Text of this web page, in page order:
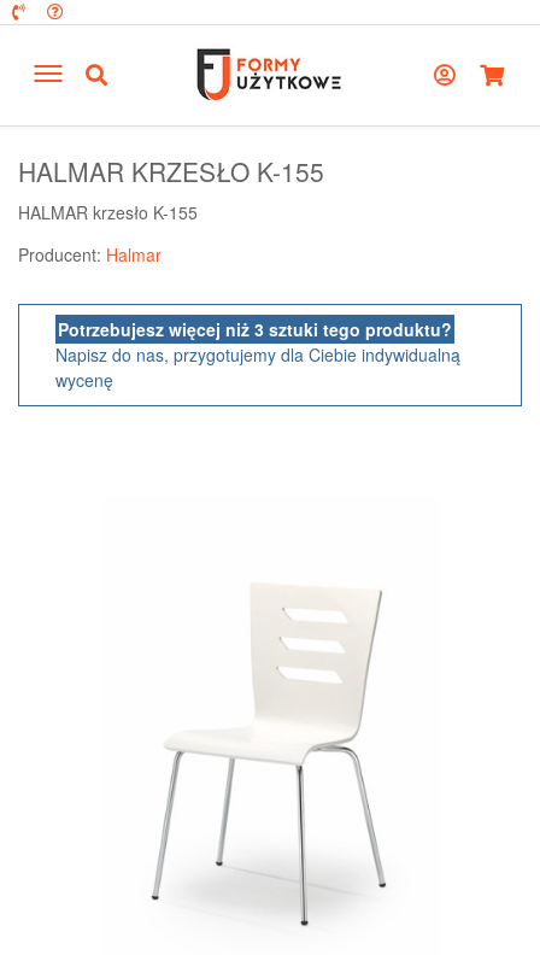
HALMAR KRZESŁO K-155
HALMAR krzesło K-155
Producent: Halmar
Potrzebujesz więcej niż 3 sztuki tego produktu?
Napisz do nas, przygotujemy dla Ciebie indywidualną
wycenę